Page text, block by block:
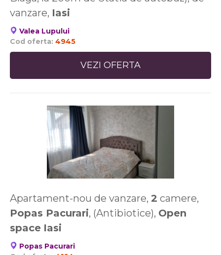
vanzare, Iasi
Valea Lupului
Cod oferta: 4945
VEZI OFERTA
Apartament-nou de vanzare, 2 camere,
Popas Pacurari, (Antibiotice), Open
space Iasi
Popas Pacurari